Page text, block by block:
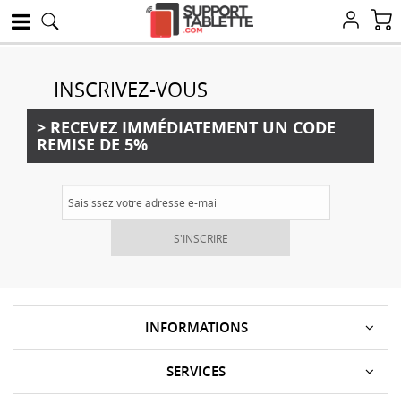
INSCRIVEZ-VOUS
> RECEVEZ IMMÉDIATEMENT UN CODE
REMISE DE 5%
S'INSCRIRE
INFORMATIONS
SERVICES